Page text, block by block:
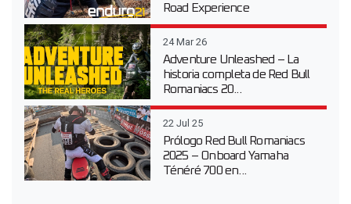
Road Experience
24 Mar 26
Adventure Unleashed – La
historia completa de Red Bull
Romaniacs 20...
22 Jul 25
Prólogo Red Bull Romaniacs
2025 – Onboard Yamaha
Ténéré 700 en...